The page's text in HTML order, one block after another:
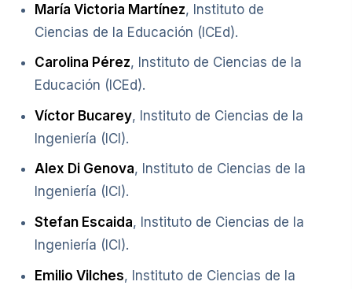
María Victoria Martínez, Instituto de
Ciencias de la Educación (ICEd).
Carolina Pérez, Instituto de Ciencias de la
Educación (ICEd).
Víctor Bucarey, Instituto de Ciencias de la
Ingeniería (ICI).
Alex Di Genova, Instituto de Ciencias de la
Ingeniería (ICI).
Stefan Escaida, Instituto de Ciencias de la
Ingeniería (ICI).
Emilio Vilches, Instituto de Ciencias de la